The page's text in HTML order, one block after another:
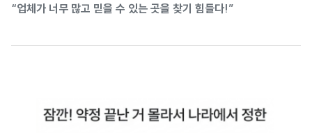
“업체가 너무 많고 믿을 수 있는 곳을 찾기 힘들다!”